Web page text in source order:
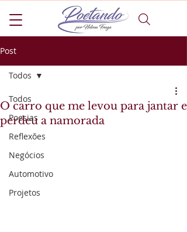
Post
Todos
Poesias
Reflexões
Negócios
Automotivo
Projetos
Todos
O carro que me levou para jantar e
perdeu a namorada